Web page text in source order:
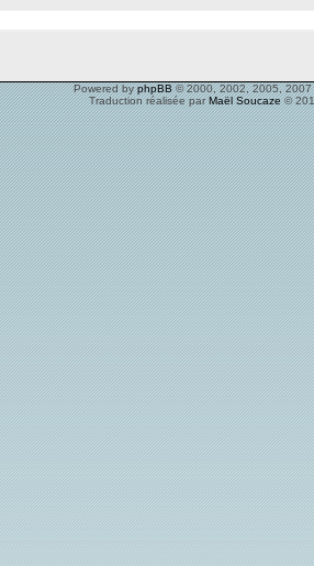
Powered byphpBB© 2000, 2002, 2005, 2007
Traduction réalisée parMaël Soucaze©